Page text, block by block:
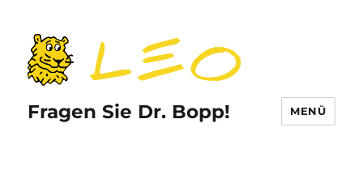
Fragen Sie Dr. Bopp! MENÜ